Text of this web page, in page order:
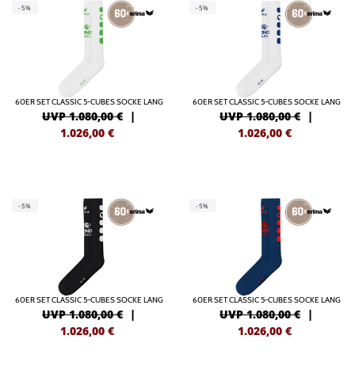
-5%
60ER SET CLASSIC 5-CUBES SOCKE LANG
UVP 1.080,00 € |
1.026,00 €
-5%
60ER SET CLASSIC 5-CUBES SOCKE LANG
UVP 1.080,00 € |
1.026,00 €
-5%
60ER SET CLASSIC 5-CUBES SOCKE LANG
UVP 1.080,00 € |
1.026,00 €
-5%
60ER SET CLASSIC 5-CUBES SOCKE LANG
UVP 1.080,00 € |
1.026,00 €